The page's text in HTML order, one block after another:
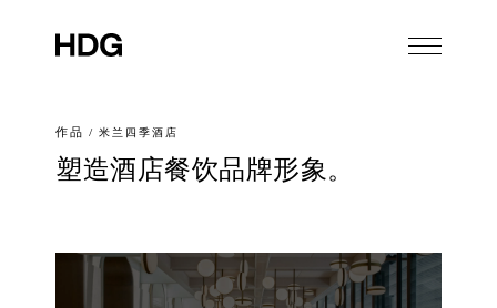
作品 / 米兰四季酒店
塑造酒店餐饮品牌形象。